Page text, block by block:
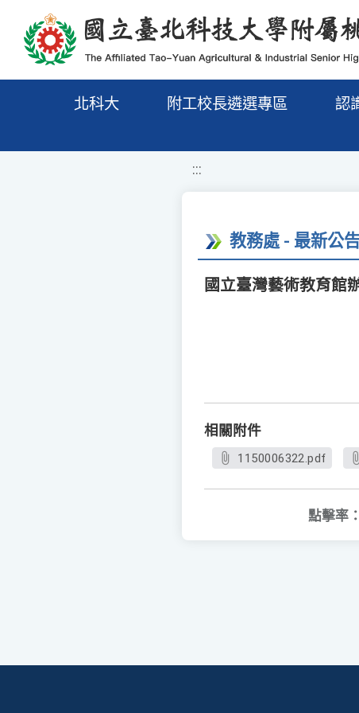
移至網頁之主要內容區位置
北科大 附工校長遴選專區 認
:::
教務處 - 最新公
國立臺灣藝術教育館
相關附件
1150006322.pdf
點擊率：